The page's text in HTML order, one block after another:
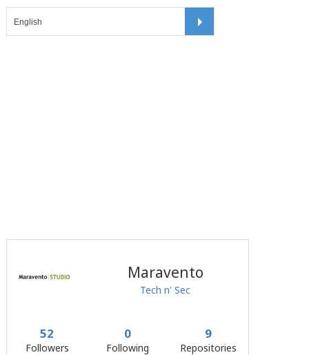
Maravento
Tech n' Sec
52
Followers
0
Following
9
Repositories